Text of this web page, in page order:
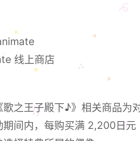
线上商店
歌之王子殿下♪》相关商品为
期间内，每购买满 2,200日